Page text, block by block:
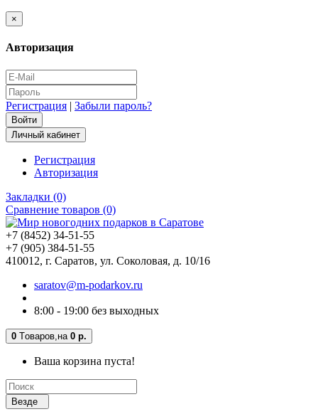
×
Авторизация
Регистрация | Забыли пароль?
Личный кабинет
Регистрация
Авторизация
Закладки (0)
Сравнение товаров (0)
+7 (8452) 34-51-55
+7 (905) 384-51-55
410012, г. Саратов, ул. Соколовая, д. 10/16
saratov@m-podarkov.ru
8:00 - 19:00 без выходных
0 Tоваров, на 0 р.
Ваша корзина пуста!
Везде